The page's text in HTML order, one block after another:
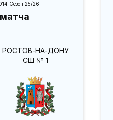
Сезон 25/26
РОСТОВ-НА-ДОНУ
СШ № 1